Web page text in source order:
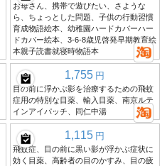
お母さん、携帯で遊びたい、さような
ら、ちょっとした問題、子供の行動習慣
育成物語絵本、幼稚園ハードカバーハー
ドカバー絵本、3-6-8歳児啓発早期教育絵
本親子読書就寝時物語本
1,755 円
目の前に浮かぶ影を治療するための飛蚊
症用の特別な目薬、輸入目薬、南京ルテ
インアイパッチ、同仁中湯
1,115 円
飛蚊症、目の前に黒い影が浮かぶ症状に
効く目薬、高齢者の目のかすみ、目の疲